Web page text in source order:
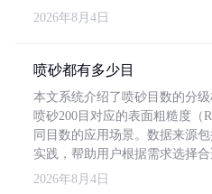
2026年8月4日
喷砂都有多少目
本文系统介绍了喷砂目数的分
喷砂200目对应的表面粗糙度（
同目数的应用场景。数据来源
实践，帮助用户根据需求选择合
2026年8月4日